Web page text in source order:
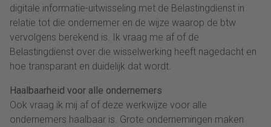
digitale informatie-uitwisseling met de Belastingdienst in
relatie tot die ondernemer en de wijze waarop de btw
vervolgens berekend is. Ik vraag me af of de
Belastingdienst over die wisselwerking heeft nagedacht en
hoe transparant en duidelijk dat wordt.
Haalbaarheid voor alle ondernemers
Ook vraag ik mij af of deze werkwijze voor alle
ondernemers haalbaar is. Grote ondernemingen maken